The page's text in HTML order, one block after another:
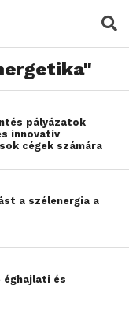
pályázatok
innovatív
cégek számára
a szélenergia a
éghajlati és